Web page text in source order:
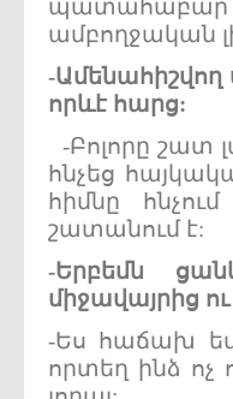
պատահաբար
ամբողջական
-Ամենահիշվող
որևէ հարց:
-Բոլորը շատ
հնչեց
հիմնը
շատանում է:
-Երբեմն
միջավայրից ու
-Ես հաճախ եմ
որտեղ ինձ ոչ